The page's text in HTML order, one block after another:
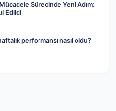
Sürecinde Yeni Adım:
Edildi
performansı nasıl oldu?